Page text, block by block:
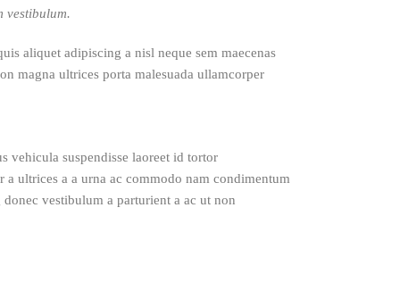
vestibulum.
aliquet adipiscing a nisl neque sem maecenas
magna ultrices porta malesuada ullamcorper
vehicula suspendisse laoreet id tortor
ultrices a a urna ac commodo nam condimentum
vestibulum a parturient a ac ut non